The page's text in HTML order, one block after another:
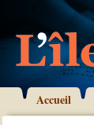
Accueil